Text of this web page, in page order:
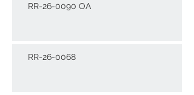
RR-26-0090 OA
RR-26-0068